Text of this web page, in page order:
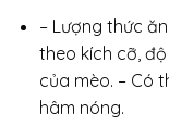
– Lượng thức
theo kích cỡ,
của mèo. – Có
hâm nóng.